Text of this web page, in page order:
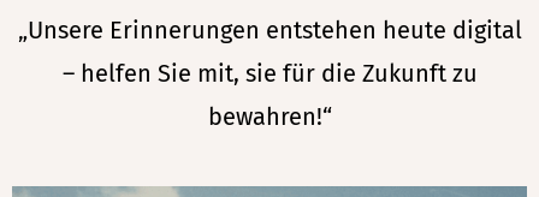
„Unsere Erinnerungen entstehen heute digital
– helfen Sie mit, sie für die Zukunft zu
bewahren!“